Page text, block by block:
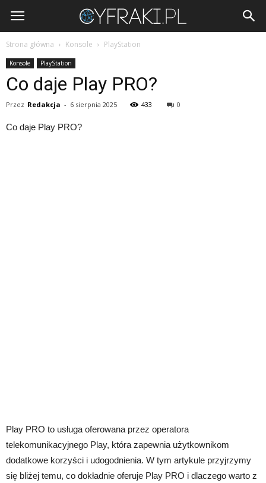
Cyfraki.pl
Strona główna Konsole PlayStation
Konsole PlayStation
Co daje Play PRO?
Przez Redakcja - 6 sierpnia 2025 433 0
Co daje Play PRO?
Play PRO to usługa oferowana przez operatora
telekomunikacyjnego Play, która zapewnia użytkownikom
dodatkowe korzyści i udogodnienia. W tym artykule przyjrzymy
się bliżej temu, co dokładnie oferuje Play PRO i dlaczego warto z